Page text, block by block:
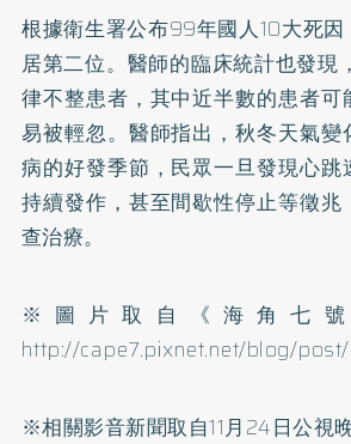
根據衛生署公布99年國人10大死
居第二位。醫師的臨床統計也發現
律不整患者，其中近半數的患者可
易被輕忽。醫師指出，秋冬天氣
病的好發季節，民眾一旦發現心
持續發作，甚至間歇性停止等徵兆
查治療。
※圖片取自《海角七
http://cape7.pixnet.net/blog/
※相關影音新聞取自11月24日公視